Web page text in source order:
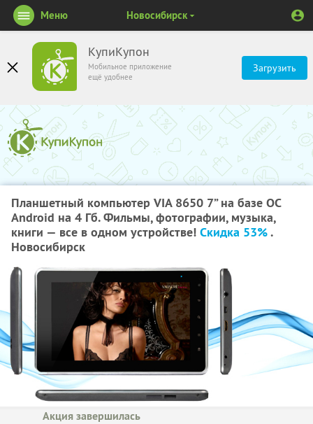
КупиКупон
Мобильное приложение
ещё удобнее
Загрузить
Меню Новосибирск
Планшетный компьютер VIA 8650 7” на базе ОС
Android на 4 Гб. Фильмы, фотографии, музыка,
книги — все в одном устройстве! Скидка 53%.
Новосибирск
Акция завершилась